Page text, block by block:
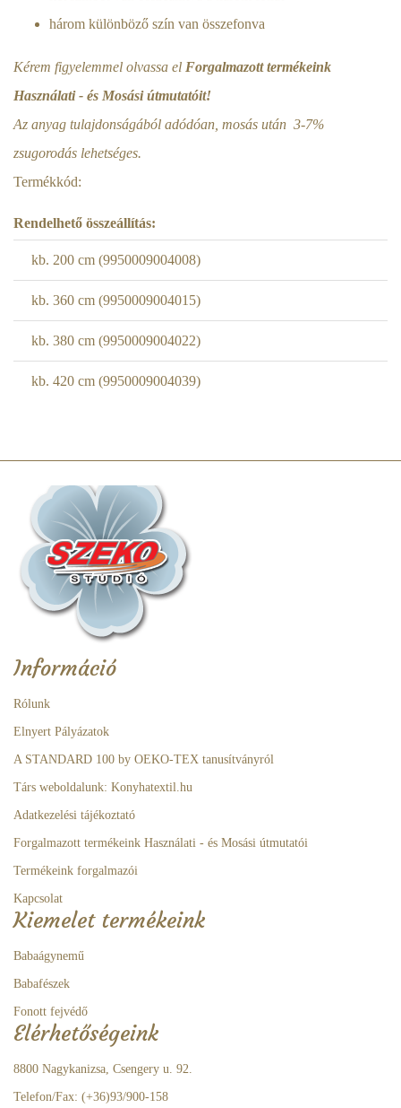
három különböző szín van összefonva
Kérem figyelemmel olvassa el Forgalmazott termékeink
Használati - és Mosási útmutatóit!
Az anyag tulajdonságából adódóan, mosás után 3-7%
zsugorodás lehetséges.
Termékkód:
Rendelhető összeállítás:
kb. 200 cm (9950009004008)
kb. 360 cm (9950009004015)
kb. 380 cm (9950009004022)
kb. 420 cm (9950009004039)
Információ
Rólunk
Elnyert Pályázatok
A STANDARD 100 by OEKO-TEX tanusítványról
Társ weboldalunk: Konyhatextil.hu
Adatkezelési tájékoztató
Forgalmazott termékeink Használati - és Mosási útmutatói
Termékeink forgalmazói
Kapcsolat
Kiemelet termékeink
Babaágynemű
Babafészek
Fonott fejvédő
Elérhetőségeink
8800 Nagykanizsa, Csengery u. 92.
Telefon/Fax: (+36)93/900-158